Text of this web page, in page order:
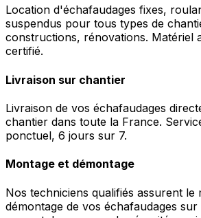
Location d'échafaudages fixes,
suspendus pour tous types de
constructions, rénovations. Matériel
certifié.
Livraison sur chantier
Livraison de vos échafaudages
chantier dans toute la France.
ponctuel, 6 jours sur 7.
Montage et démontage
Nos techniciens qualifiés assurent le
démontage de vos échafaudages